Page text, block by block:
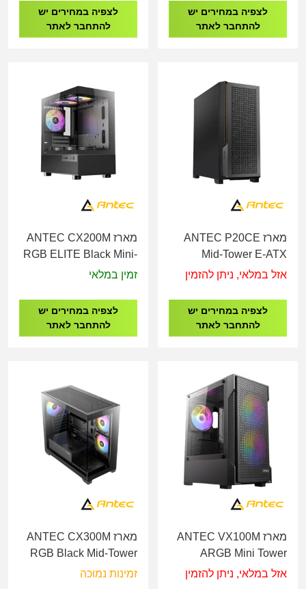
לצפיה במחירים יש
להתחבר לאתר
לצפיה במחירים יש
להתחבר לאתר
מארז ANTEC P20CE
Mid-Tower E-ATX
Gaming CaseType-C
אזל במלאי, ניתן להזמין
לצפיה במחירים יש
להתחבר לאתר
מארז ANTEC CX200M
RGB ELITE Black Mini-
Tower Gaming case
זמין במלאי
לצפיה במחירים יש
להתחבר לאתר
מארז ANTEC VX100M
ARGB Mini Tower
Gaming Case
אזל במלאי, ניתן להזמין
מארז ANTEC CX300M
RGB Black Mid-Tower
Gaming case
זמינות נמוכה